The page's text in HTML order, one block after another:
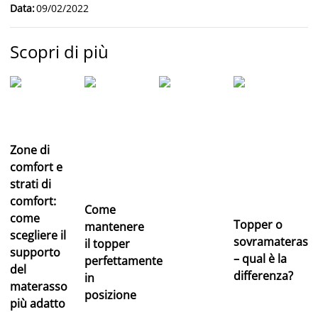
Data:09/02/2022
Scopri di più
Zone di
comfort e
strati di
comfort:
come
scegliere il
supporto
del
materasso
più adatto
Come
mantenere
il topper
perfettamente
in
posizione
Topper o
– qual è la
differenza?